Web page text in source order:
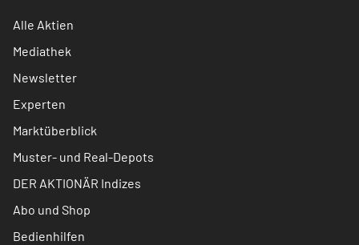
Alle Aktien
Mediathek
Newsletter
Experten
Marktüberblick
Muster- und Real-Depots
DER AKTIONÄR Indizes
Abo und Shop
Bedienhilfen